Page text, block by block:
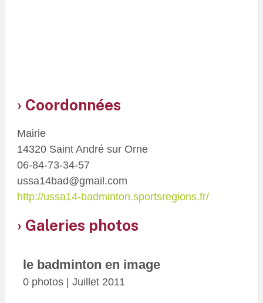
Coordonnées
Mairie
14320 Saint André sur Orne
06-84-73-34-57
ussa14bad@gmail.com
http://ussa14-badminton.sportsregions.fr/
Galeries photos
le badminton en image
0 photos | Juillet 2011